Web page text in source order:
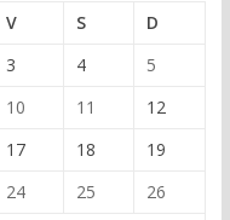
V S
D
3 4
5
10 11
12
17 18
19
24 25
26